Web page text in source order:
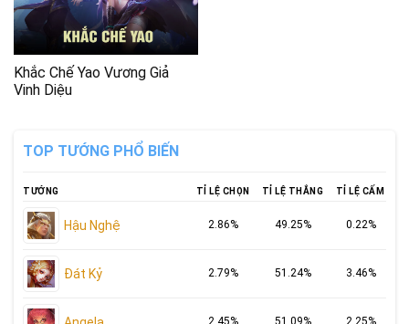
Khắc Chế Yao Vương Giả
Vinh Diệu
TOP TƯỚNG PHỔ BIẾN
TƯỚNG TỈ LỆ CHỌN TỈ LỆ THẮNG TỈ LỆ CẤM
Hậu Nghệ 2.86% 49.25% 0.22%
Đát Kỷ 2.79% 51.24% 3.46%
2.45% 51.09% 2.25%